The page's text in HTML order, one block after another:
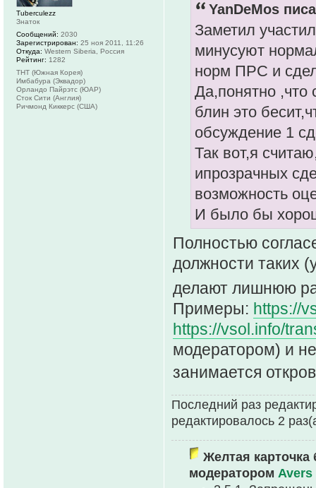
YanDeMos
Заметил
минусуют
норм ПРС и
Да,понятно ,что
блин это
обсуждение 1
Так вот,я
ипрозрачных
возможность
И было бы
Полностью
должности таких
делают лишнюю
Примеры: https://
https://vsol.info/
модератором) и
занимается
Последний раз
редактировалось 2
Желтая карточка
модератором Avers
Tuberculezz
Знаток
Сообщений: 2030
Зарегистрирован: 25 ноя 2011, 11:26
Откуда: Western Siberia, Россия
Рейтинг: 1282
ТНТ (Южная Корея)
Имбабура (Эквадор)
Орландо Пайрэтс (ЮАР)
Сток Сити (Англия)
Ричмонд Киккерс (США)